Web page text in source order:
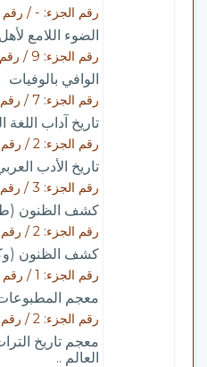
رقم الجزء: - / رقم
الضوء اللامع
رقم الجزء: 9 / رقم الصفحة: 119
الوافي بالوفيات
رقم الجزء: 7 / رقم الصفحة: 127
تاريخ آداب اللغة
رقم الجزء: 2 / رقم الصفحة: 635
تاريخ الأدب
رقم الجزء: 3 / رقم الصفحة: 423
كشف الظنون (ط.
رقم الجزء: 2 / رقم الصفحة: 231
كشف الظنون
رقم الجزء: 1 / رقم الصفحة: 288
معجم المطبوعات
رقم الجزء: 2 / رقم الصفحة: 827
معجم تاريخ
العالم ..